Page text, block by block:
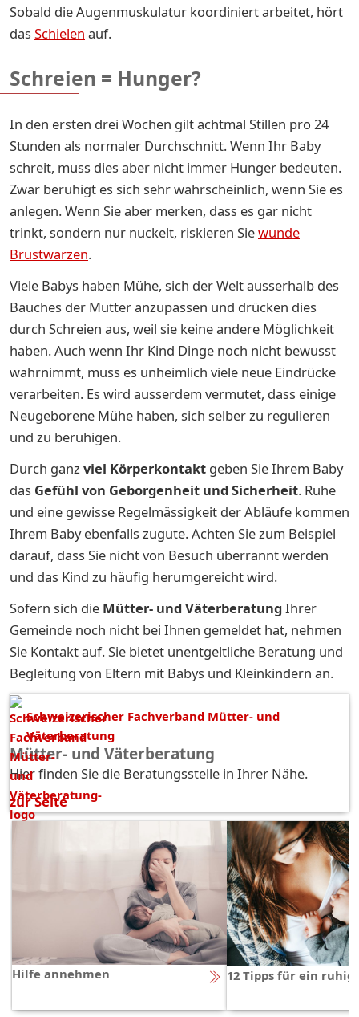
Sobald die Augenmuskulatur koordiniert arbeitet, hört
das Schielen auf.
Schreien = Hunger?
In den ersten drei Wochen gilt achtmal Stillen pro 24
Stunden als normaler Durchschnitt. Wenn Ihr Baby
schreit, muss dies aber nicht immer Hunger bedeuten.
Zwar beruhigt es sich sehr wahrscheinlich, wenn Sie es
anlegen. Wenn Sie aber merken, dass es gar nicht
trinkt, sondern nur nuckelt, riskieren Siewunde
Brustwarzen.
Viele Babys haben Mühe, sich der Welt ausserhalb des
Bauches der Mutter anzupassen und drücken dies
durch Schreien aus, weil sie keine andere Möglichkeit
haben. Auch wenn Ihr Kind Dinge noch nicht bewusst
wahrnimmt, muss es unheimlich viele neue Eindrücke
verarbeiten. Es wird ausserdem vermutet, dass einige
Neugeborene Mühe haben, sich selber zu regulieren
und zu beruhigen.
Durch ganz viel Körperkontakt geben Sie Ihrem Baby
das Gefühl von Geborgenheit und Sicherheit. Ruhe
und eine gewisse Regelmässigkeit der Abläufe kommen
Ihrem Baby ebenfalls zugute. Achten Sie zum Beispiel
darauf, dass Sie nicht von Besuch überrannt werden
und das Kind zu häufig herumgereicht wird.
Sofern sich die Mütter- und VäterberatungIhrer
Gemeinde noch nicht bei Ihnen gemeldet hat, nehmen
Sie Kontakt auf. Sie bietet unentgeltliche Beratung und
Begleitung von Eltern mit Babys und Kleinkindern an.
Schweizerischer Fachverband Mütter- und
Väterberatung
Mütter- und Väterberatung
Hier finden Sie die Beratungsstelle in Ihrer Nähe.
zur Seite
Hilfe annehmen 12 Tipps für ein